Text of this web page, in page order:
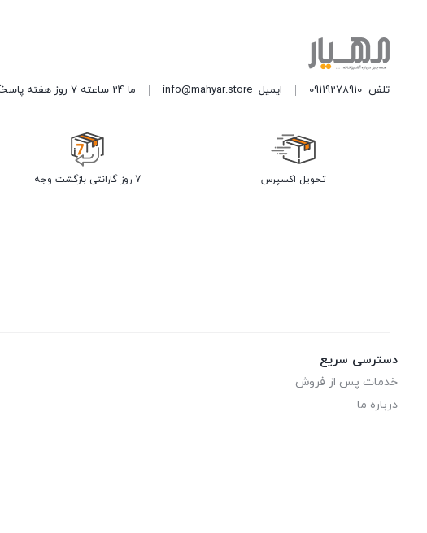
تلفن09119278910 ایمیلinfo@mahyar.store ما 24 ساعته 7 روز هفته پاسخگوی شما هستیم.
تحویل اکسپرس 7 روز گارانتی بازگشت وجه
دسترسی سریع
خدمات پس از فروش
درباره ما